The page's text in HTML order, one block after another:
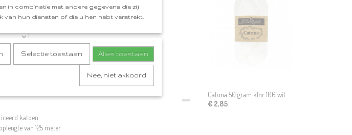
katoen
van 125 meter
Catona 50 gram klnr 106 wit
€ 2,85
in combinatie met andere gegevens die zij
hun diensten of die u hen hebt verstrekt.
Selectie toestaan Alles toestaan
Nee, niet akkoord